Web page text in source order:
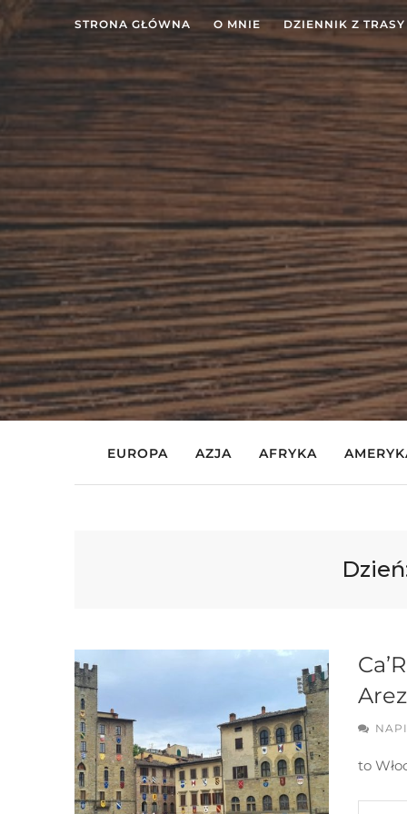
STRONA GŁÓWNA O MNIE DZIENNIK Z TRASY
EUROPA AZJA AFRYKA
to